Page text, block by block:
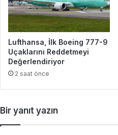
Lufthansa, İlk Boeing 777-9
Uçaklarını Reddetmeyi
Değerlendiriyor
2 saat önce
Bir yanıt yazın